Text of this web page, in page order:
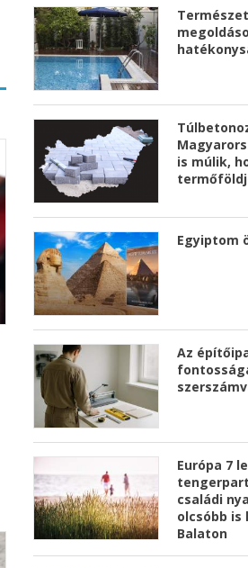
is múlik,
Egyiptom
Az
Európa 7
családi
olcsóbb is
Balaton